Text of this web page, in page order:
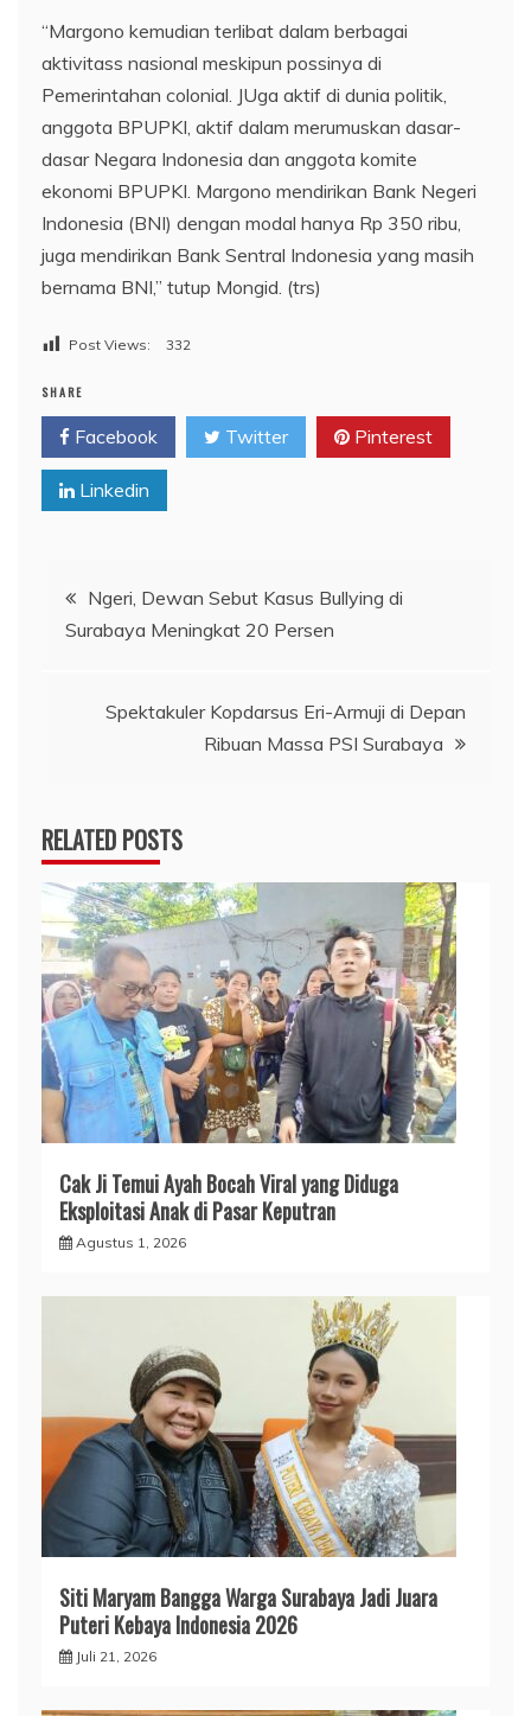
“Margono kemudian terlibat dalam berbagai
aktivitass nasional meskipun possinya di
Pemerintahan colonial. JUga aktif di dunia politik,
anggota BPUPKI, aktif dalam merumuskan dasar-
dasar Negara Indonesia dan anggota komite
ekonomi BPUPKI. Margono mendirikan Bank Negeri
Indonesia (BNI) dengan modal hanya Rp 350 ribu,
juga mendirikan Bank Sentral Indonesia yang masih
bernama BNI,” tutup Mongid. (trs)
Post Views: 332
SHARE
Facebook Twitter Pinterest
Linkedin
Navigasi
pos
Ngeri, Dewan Sebut Kasus Bullying di
Surabaya Meningkat 20 Persen
Spektakuler Kopdarsus Eri-Armuji di Depan
Ribuan Massa PSI Surabaya
RELATED POSTS
Cak Ji Temui Ayah Bocah Viral yang Diduga
Eksploitasi Anak di Pasar Keputran
Agustus 1, 2026
Siti Maryam Bangga Warga Surabaya Jadi Juara
Puteri Kebaya Indonesia 2026
Juli 21, 2026